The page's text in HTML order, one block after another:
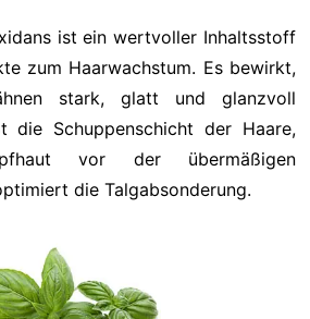
ist ein wertvoller Inhaltsstoff
zum Haarwachstum. Es bewirkt,
stark, glatt und glanzvoll
die Schuppenschicht der Haare,
vor der übermäßigen
die Talgabsonderung.